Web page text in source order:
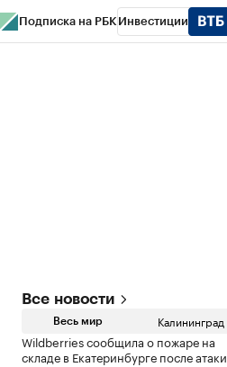
Подписка на РБК Инвестиции
Все новости
Весь мир Калининград
Wildberries сообщила о пожаре на
складе в Екатеринбурге после атаки